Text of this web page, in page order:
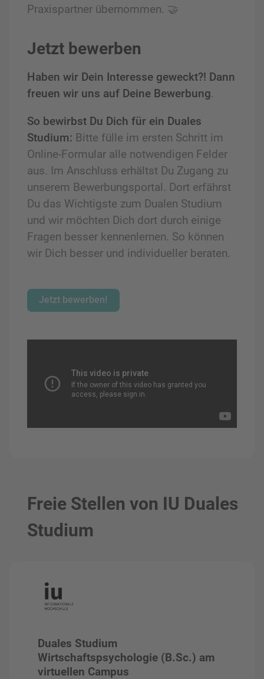
Praxispartner übernommen. 🤝
Jetzt bewerben
Haben wir Dein Interesse geweckt?! Dann
freuen wir uns auf Deine Bewerbung.
So bewirbst Du Dich für ein Duales
Studium: Bitte fülle im ersten Schritt im
Online-Formular alle notwendigen Felder
aus. Im Anschluss erhältst Du Zugang zu
unserem Bewerbungsportal. Dort erfährst
Du das Wichtigste zum Dualen Studium
und wir möchten Dich dort durch einige
Fragen besser kennenlernen. So können
wir Dich besser und individueller beraten.
Jetzt bewerben!
Freie Stellen von IU Duales
Studium
Duales Studium
Wirtschaftspsychologie (B.Sc.) am
virtuellen Campus